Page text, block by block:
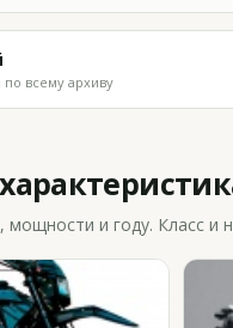
по всему архиву
и году. Класс и